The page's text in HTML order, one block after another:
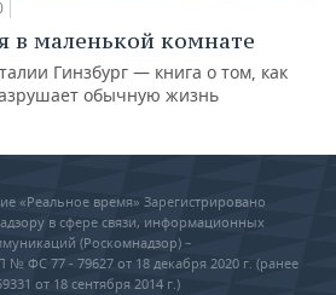
в маленькой комнате
Гинзбург — книга о том, как
обычную жизнь
«Реальное время» Зарегистрировано
в сфере связи, информационных
(Роскомнадзор) –
ФС 77 - 79627 от 18 декабря 2020 г. (ранее
от 18 сентября 2014 г.)